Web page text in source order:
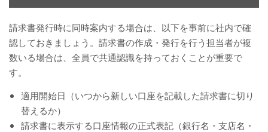
請求書発行時に同時案内する場合は、以下を事前に社内で確
認しておきましょう。請求書の作成・発行を行う担当者が複
数いる場合は、全員で共通認識を持っておくことが重要で
す。
適用開始日（いつから新しい口座を記載した請求書に切り
替えるか）
請求書に表示する口座情報の正式表記（銀行名・支店名・